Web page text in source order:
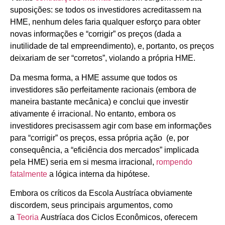
suposições: se todos os investidores acreditassem na
HME, nenhum deles faria qualquer esforço para obter
novas informações e “corrigir” os preços (dada a
inutilidade de tal empreendimento), e, portanto, os preços
deixariam de ser “corretos”, violando a própria HME.
Da mesma forma, a HME assume que todos os
investidores são perfeitamente racionais (embora de
maneira bastante mecânica) e conclui que investir
ativamente é irracional. No entanto, embora os
investidores precisassem agir com base em informações
para “corrigir” os preços, essa própria ação (e, por
consequência, a “eficiência dos mercados” implicada
pela HME) seria em si mesma irracional, rompendo
fatalmente a lógica interna da hipótese.
Embora os críticos da Escola Austríaca obviamente
discordem, seus principais argumentos, como
a Teoria Austríaca dos Ciclos Econômicos, oferecem